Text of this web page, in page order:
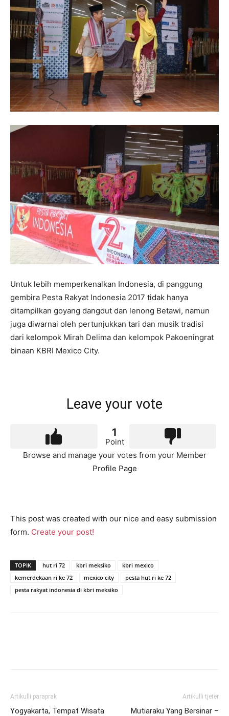
Untuk lebih memperkenalkan Indonesia, di panggung
gembira Pesta Rakyat Indonesia 2017 tidak hanya
ditampilkan goyang dangdut dan lenong Betawi, namun
juga diwarnai oleh pertunjukkan tari dan musik tradisi
dari kelompok Mirah Delima dan kelompok Pakoeningrat
binaan KBRI Mexico City.
Leave your vote
1
Point
Browse and manage your votes from your Member
Profile Page
This post was created with our nice and easy submission
form. Create your post!
TOPIK hut ri 72 kbri meksiko
kbri mexico
kemerdekaan ri ke 72
mexico city
pesta hut ri ke 72
pesta rakyat indonesia di kbri meksiko
Artikulli paraprak
Yogyakarta, Tempat Wisata
Artikulli tjetër
Mutiaraku Yang Bersinar –